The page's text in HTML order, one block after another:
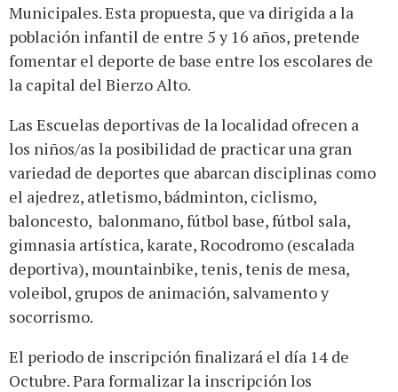
Municipales. Esta propuesta, que va dirigida a la
población infantil de entre 5 y 16 años, pretende
fomentar el deporte de base entre los escolares de
la capital del Bierzo Alto.
Las Escuelas deportivas de la localidad ofrecen a
los niños/as la posibilidad de practicar una gran
variedad de deportes que abarcan disciplinas como
el ajedrez, atletismo, bádminton, ciclismo,
baloncesto, balonmano, fútbol base, fútbol sala,
gimnasia artística, karate, Rocodromo (escalada
deportiva), mountainbike, tenis, tenis de mesa,
voleibol, grupos de animación, salvamento y
socorrismo.
El periodo de inscripción finalizará el día 14 de
Octubre. Para formalizar la inscripción los